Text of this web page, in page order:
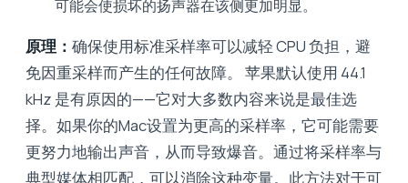
可能会使损坏的扬声器在该侧更加明显。
原理： 确保使用标准采样率可以减轻 CPU 负担，避
免因重采样而产生的任何故障。 苹果默认使用 44.1
kHz 是有原因的——它对大多数内容来说是最佳选
择。如果你的Mac设置为更高的采样率，它可能需要
更努力地输出声音，从而导致爆音。通过将采样率与
典型媒体相匹配，可以消除这种变量。此方法对于可